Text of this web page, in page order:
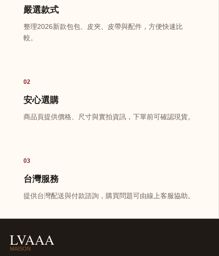
嚴選款式
整理2026新款包包、皮夾、皮帶與配件，方便快速比
較。
02
安心選購
商品頁提供價格、尺寸與實拍資訊，下單前可確認現貨。
03
台灣服務
提供台灣配送與付款諮詢，購買問題可由線上客服協助。
LVAAA
MAISON